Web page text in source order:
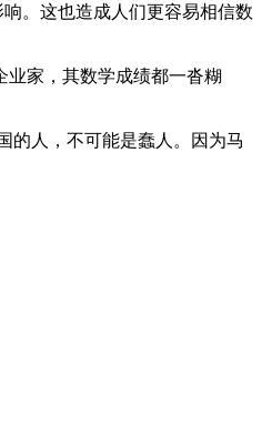
。这也造成人们更容易相信数
业家，其数学成绩都一沓糊
的人，不可能是蠢人。因为马